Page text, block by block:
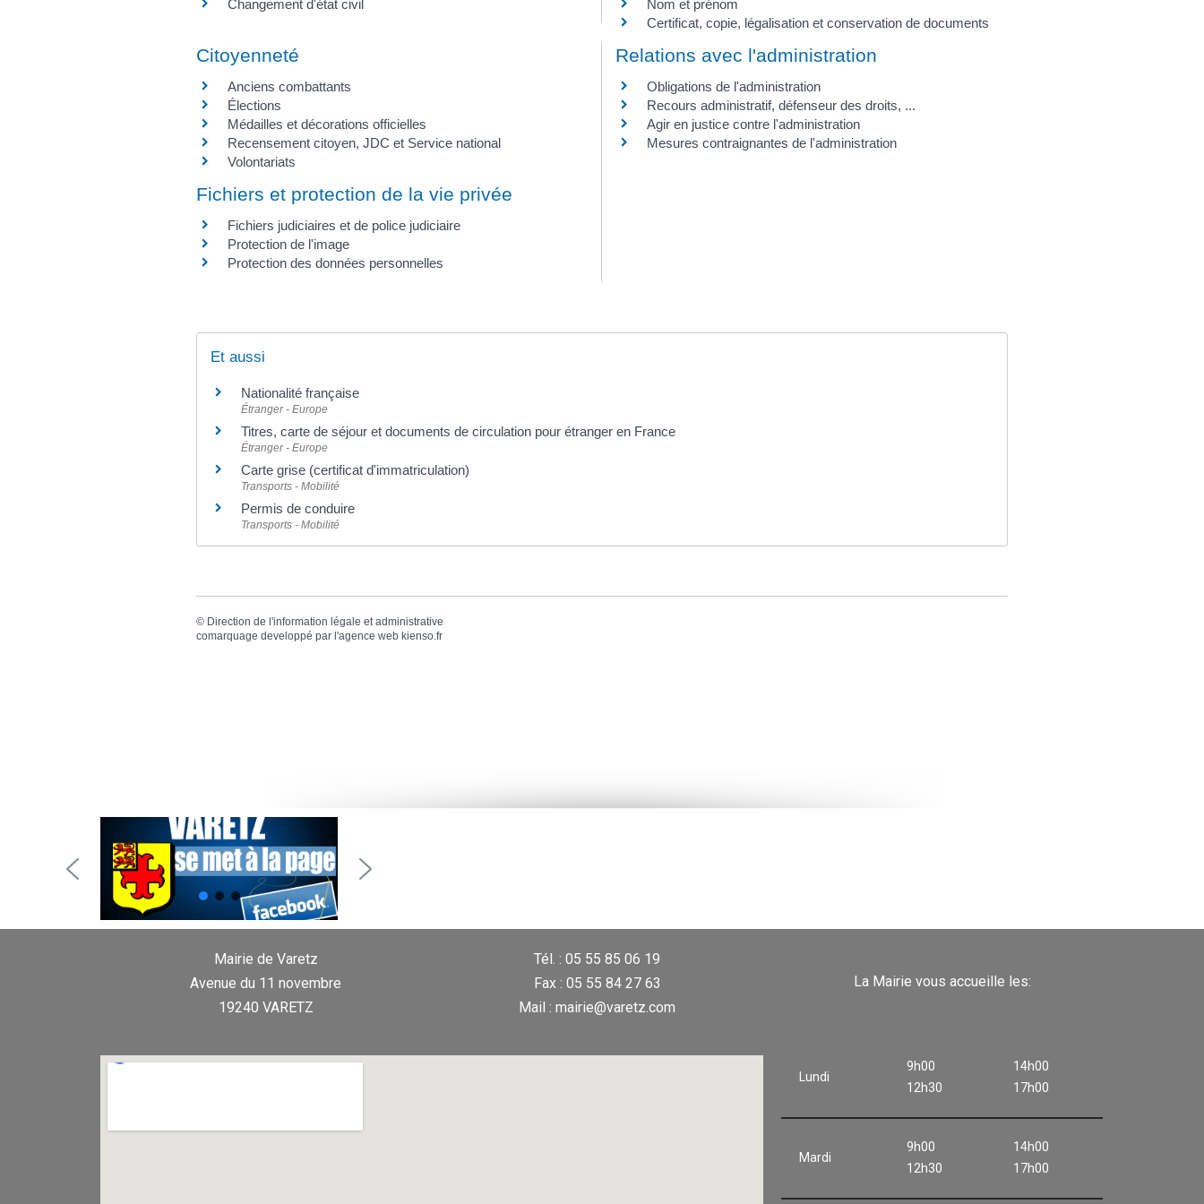
Changement d'état civil
Nom et prénom
Certificat, copie, légalisation et conservation de documents
Citoyenneté
Anciens combattants
Élections
Médailles et décorations officielles
Recensement citoyen, JDC et Service national
Volontariats
Relations avec l'administration
Obligations de l'administration
Recours administratif, défenseur des droits, ...
Agir en justice contre l'administration
Mesures contraignantes de l'administration
Fichiers et protection de la vie privée
Fichiers judiciaires et de police judiciaire
Protection de l'image
Protection des données personnelles
Et aussi
Nationalité française
Étranger - Europe
Titres, carte de séjour et documents de circulation pour étranger en France
Étranger - Europe
Carte grise (certificat d'immatriculation)
Transports - Mobilité
Permis de conduire
Transports - Mobilité
© Direction de l'information légale et administrative
comarquage developpé par l'agence web kienso.fr
Mairie de Varetz
Avenue du 11 novembre
19240 VARETZ
Tél. : 05 55 85 06 19
Fax : 05 55 84 27 63
Mail : mairie@varetz.com
La Mairie vous accueille les:
Lundi
9h00
12h30
14h00
17h00
Mardi
9h00
12h30
14h00
17h00